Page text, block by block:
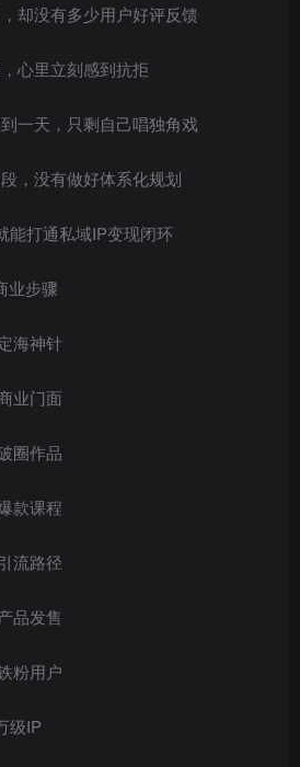
却没有多少用户好评反馈
心里立刻感到抗拒
一天，只剩自己唱独角戏
，没有做好体系化规划
能打通私域IP变现闭环
业步骤
海神针
业门面
圈作品
款课程
流路径
品发售
粉用户
级IP